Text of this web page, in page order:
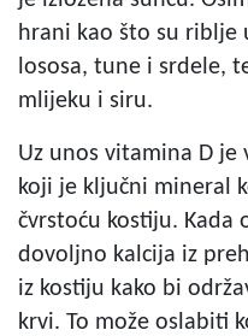
hrani kao što su
lososa, tune i srdele,
mlijeku i siru.
Uz unos vitamina D je
koji je ključni mineral
čvrstoću kostiju. Kada
dovoljno kalcija iz
iz kostiju kako bi
krvi. To može oslabiti